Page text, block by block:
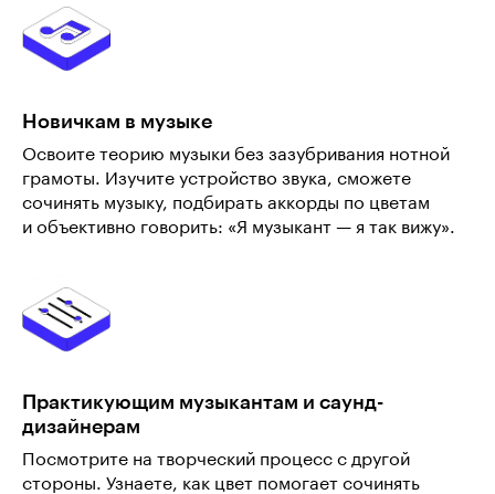
Новичкам в музыке
Освоите теорию музыки без зазубривания нотной
грамоты. Изучите устройство звука, сможете
сочинять музыку, подбирать аккорды по цветам
и объективно говорить: «Я музыкант — я так вижу».
Практикующим музыкантам и саунд-
дизайнерам
Посмотрите на творческий процесс с другой
стороны. Узнаете, как цвет помогает сочинять